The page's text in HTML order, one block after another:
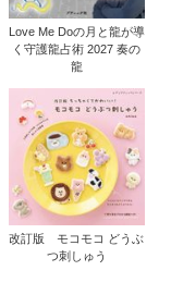
Love Me Doの月と龍が導
く守護龍占術 2027 奏の
龍
改訂版 モコモコ どうぶ
つ刺しゅう